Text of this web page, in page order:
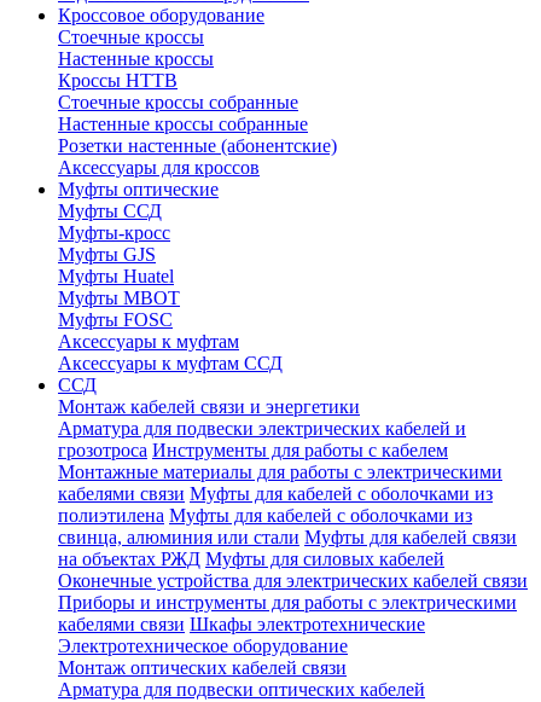
Кроссовое оборудование
Стоечные кроссы
Настенные кроссы
Кроссы HTTB
Стоечные кроссы собранные
Настенные кроссы собранные
Розетки настенные (абонентские)
Аксессуары для кроссов
Муфты оптические
Муфты ССД
Муфты-кросс
Муфты GJS
Муфты Huatel
Муфты МВОТ
Муфты FOSC
Аксессуары к муфтам
Аксессуары к муфтам ССД
ССД
Монтаж кабелей связи и энергетики
Арматура для подвески электрических кабелей и
грозотроса Инструменты для работы с кабелем
Монтажные материалы для работы с электрическими
кабелями связи Муфты для кабелей с оболочками из
полиэтилена Муфты для кабелей с оболочками из
свинца, алюминия или стали Муфты для кабелей связи
на объектах РЖД Муфты для силовых кабелей
Оконечные устройства для электрических кабелей связи
Приборы и инструменты для работы с электрическими
кабелями связи Шкафы электротехнические
Электротехническое оборудование
Монтаж оптических кабелей связи
Арматура для подвески оптических кабелей